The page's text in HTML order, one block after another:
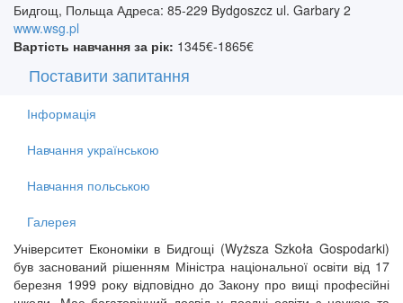
Бидгощ, Польща Адреса: 85-229 Bydgoszcz ul. Garbary 2
www.wsg.pl
Вартість навчання за рік: 1345€-1865€
Поставити запитання
Інформація
Навчання українською
Навчання польською
Галерея
Університет Економіки в Бидгощі (Wyższa Szkoła Gospodarki)
був заснований рішенням Міністра національної освіти від 17
березня 1999 року відповідно до Закону про вищі професійні